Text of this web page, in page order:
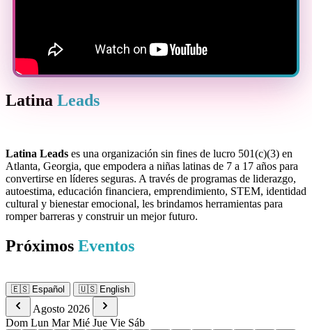
Latina Leads
Latina Leads es una organización sin fines de lucro 501(c)(3) en
Atlanta, Georgia, que empodera a niñas latinas de 7 a 17 años para
convertirse en líderes seguras. A través de programas de liderazgo,
autoestima, educación financiera, emprendimiento, STEM, identidad
cultural y bienestar emocional, les brindamos herramientas para
romper barreras y construir un mejor futuro.
Próximos Eventos
🇪🇸 Español 🇺🇸 English
Agosto 2026
Dom Lun Mar Mié Jue Vie Sáb